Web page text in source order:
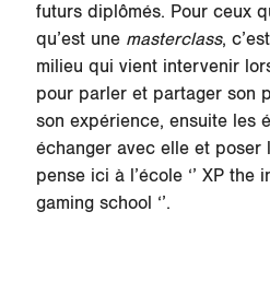
futurs diplômés. Pour ceux
qu’est une masterclass,
milieu qui vient intervenir
pour parler et partager son
son expérience, ensuite les
échanger avec elle et poser
pense ici à l’école ‘’ XP
gaming school ‘’.